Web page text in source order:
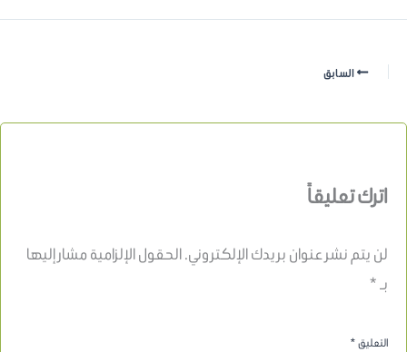
السابق
اترك تعليقاً
لن يتم نشر عنوان بريدك الإلكتروني.الحقول الإلزامية مشار إليها
بـ*
التعليق*